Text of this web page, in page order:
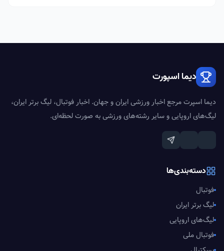
دیما اسپورت
دیما اسپرت مرجع اخبار ورزشی ایران و جهان. اخبار فوتبال، لیگ برتر ایران،
لیگ‌های اروپایی و سایر رشته‌های ورزشی به صورت لحظه‌ای.
دسته‌بندی‌ها
فوتبال
لیگ برتر ایران
لیگ‌های اروپایی
فوتبال ملی